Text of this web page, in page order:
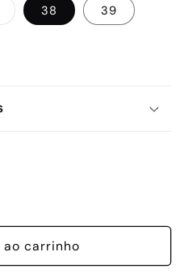
38 39
carrinho